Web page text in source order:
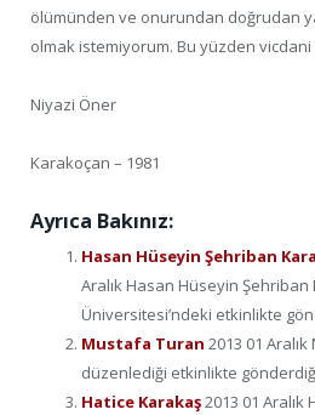
ölümünden ve onurundan doğrudan
olmak istemiyorum. Bu yüzden vicdani
Niyazi Öner
Karakoçan – 1981
Ayrıca Bakınız:
Hasan Hüseyin Şehriban
Aralık Hasan Hüseyin
Üniversitesi’ndeki etkinlikte
Mustafa Turan 2013 01 Aralık
düzenlediği etkinlikte
Hatice Karakaş2013 01 Aralık